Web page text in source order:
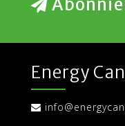
Energy